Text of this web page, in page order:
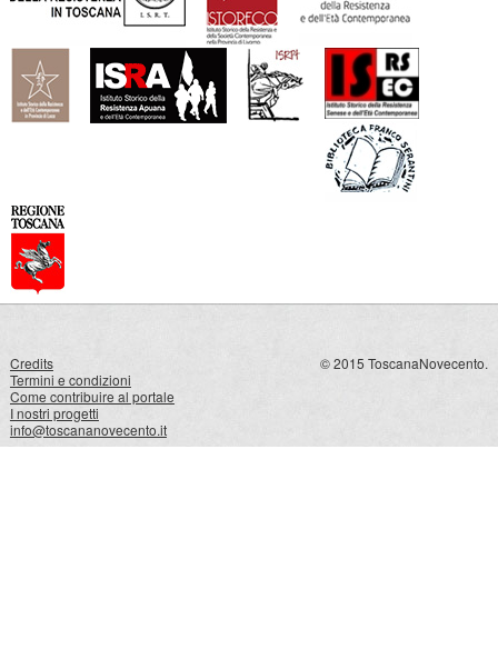
Credits
Termini e condizioni
Come contribuire al portale
I nostri progetti
info@toscananovecento.it
© 2015 ToscanaNovecento.